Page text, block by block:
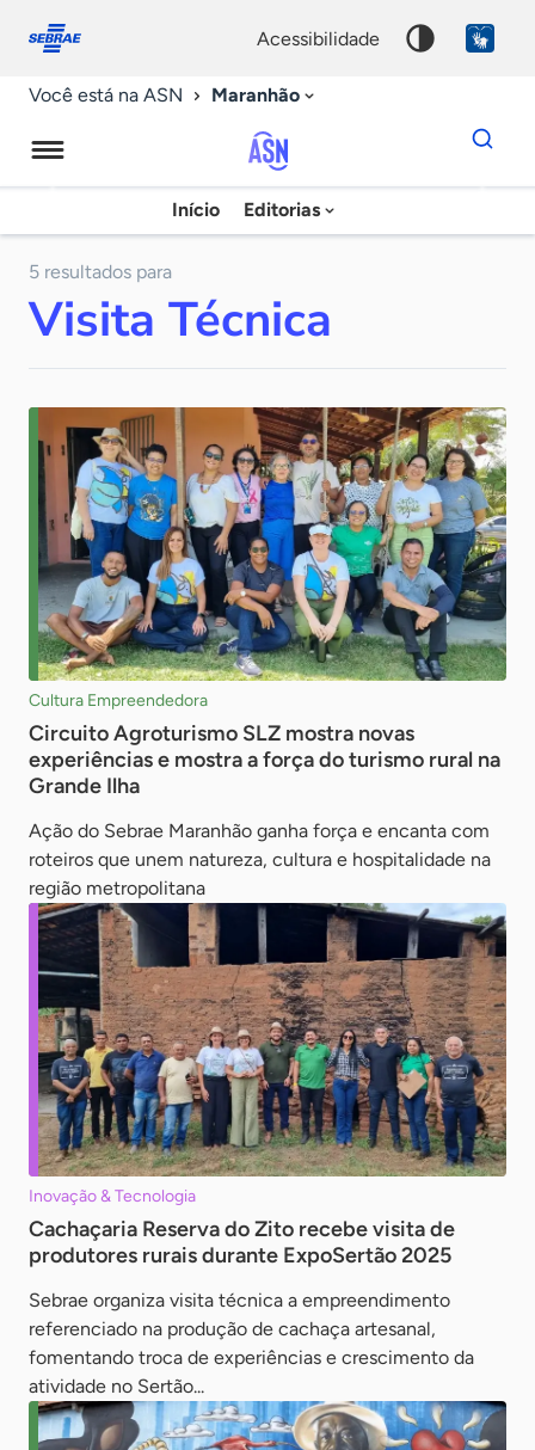
conosco
acessibilidade
Você está na ASN Maranhão
Agência
Sebrae
Notícias
Início Editorias
Dados
para
chave
5 resultados para
Visita Técnica
Cultura Empreendedora
Circuito Agroturismo SLZ mostra novas
experiências e mostra a força do turismo rural na
Grande Ilha
Ação do Sebrae Maranhão ganha força e encanta com
roteiros que unem natureza, cultura e hospitalidade na
região metropolitana
Inovação & Tecnologia
Cachaçaria Reserva do Zito recebe visita de
produtores rurais durante ExpoSertão 2025
Sebrae organiza visita técnica a empreendimento
referenciado na produção de cachaça artesanal,
fomentando troca de experiências e crescimento da
atividade no Sertão...